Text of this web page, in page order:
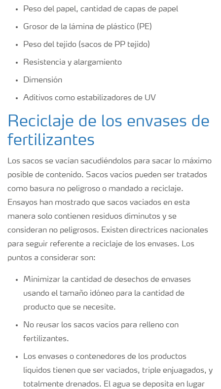
Peso del papel, cantidad de capas de papel
Grosor de la lámina de plástico (PE)
Peso del tejido (sacos de PP tejido)
Resistencia y alargamiento
Dimensión
Aditivos como estabilizadores de UV
Reciclaje de los envases de
fertilizantes
Los sacos se vacían sacudiéndolos para sacar lo máximo
posible de contenido. Sacos vacíos pueden ser tratados
como basura no peligroso o mandado a reciclaje.
Ensayos han mostrado que sacos vaciados en esta
manera solo contienen residuos diminutos y se
consideran no peligrosos. Existen directrices nacionales
para seguir referente a reciclaje de los envases. Los
puntos a considerar son:
Minimizar la cantidad de desechos de envases
usando el tamaño idóneo para la cantidad de
producto que se necesite.
No reusar los sacos vacíos para relleno con
fertilizantes.
Los envases o contenedores de los productos
líquidos tienen que ser vaciados, triple enjuagados, y
totalmente drenados. El agua se deposita en lugar